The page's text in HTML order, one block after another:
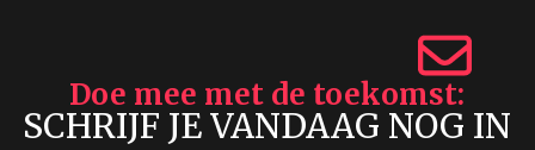
Doe mee met de toekomst
SCHRIJF JE VANDAAG NOG IN